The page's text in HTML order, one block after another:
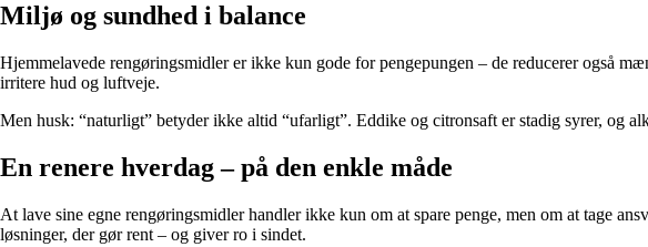
Miljø og sundhed i balance
Hjemmelavede rengøringsmidler er ikke kun gode for pengepungen – de reducerer også
irritere hud og luftveje.
Men husk: “naturligt” betyder ikke altid “ufarligt”. Eddike og citronsaft er stadig syrer,
En renere hverdag – på den enkle måde
At lave sine egne rengøringsmidler handler ikke kun om at spare penge, men om at tage
løsninger, der gør rent – og giver ro i sindet.